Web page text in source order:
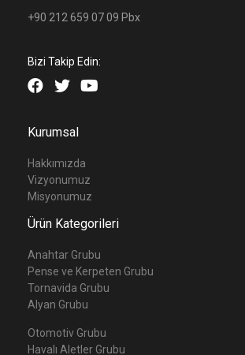
+90 212 659 07 09 Pbx
Bizi Takip Edin:
Kurumsal
Hakkımızda
Vizyonumuz
Misyonumuz
Ürün Kategorileri
Anahtar Grubu
Pense ve Kerpeten Grubu
Tornavida Grubu
Alyan Grubu
Otomotiv Grubu
Havalı Aletler Grubu